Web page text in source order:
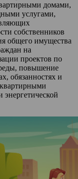
домами,
услугами,
собственников
общего имущества
на
проектов по
повышение
обязанностях и